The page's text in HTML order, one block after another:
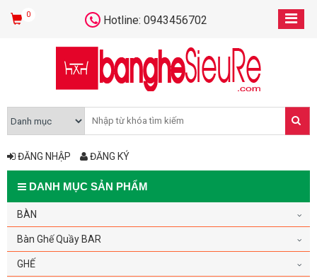
0 Hotline: 0943456702
ĐĂNG NHẬP ĐĂNG KÝ
DANH MỤC SẢN PHẨM
BÀN
Bàn Ghế Quầy BAR
GHẾ